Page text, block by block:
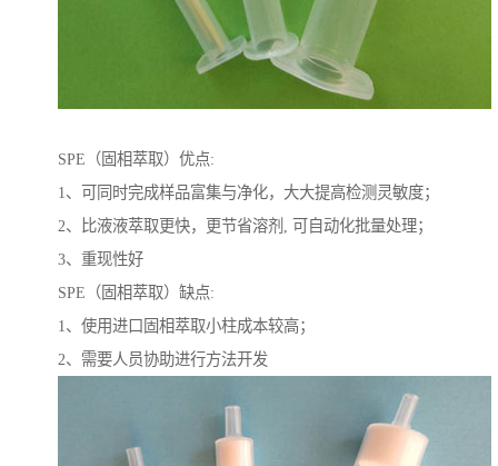
SPE（固相萃取）优点:
1、可同时完成样品富集与净化，大大提高检测灵敏度；
2、比液液萃取更快，更节省溶剂, 可自动化批量处理；
3、重现性好
SPE（固相萃取）缺点:
1、使用进口固相萃取小柱成本较高；
2、需要人员协助进行方法开发